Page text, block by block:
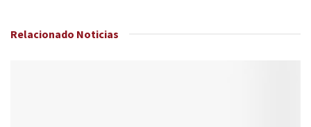
Relacionado Noticias